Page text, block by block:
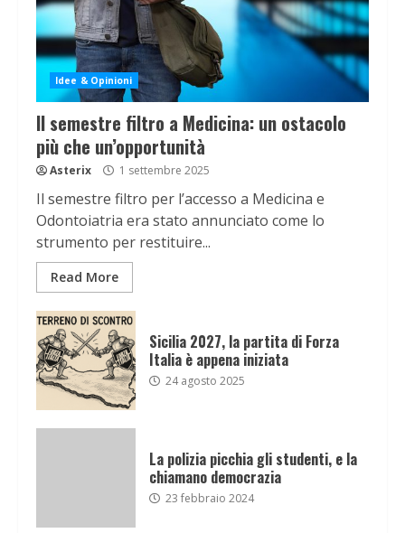
Idee & Opinioni
Il semestre filtro a Medicina: un ostacolo
più che un’opportunità
Asterix 1 settembre 2025
Il semestre filtro per l’accesso a Medicina e
Odontoiatria era stato annunciato come lo
strumento per restituire...
Read More
Sicilia 2027, la partita di Forza
Italia è appena iniziata
24 agosto 2025
La polizia picchia gli studenti, e la
chiamano democrazia
23 febbraio 2024